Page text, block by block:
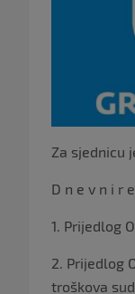
Za sjednicu
D n e v n i r
1. Prijedlog
2. Prijedlog
troškova